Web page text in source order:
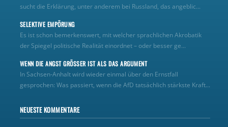
sucht die Erklärung, unter anderem bei Russland, das angeblic...
SELEKTIVE EMPÖRUNG
Es ist schon bemerkenswert, mit welcher sprachlichen Akrobatik
der Spiegel politische Realität einordnet – oder besser ge...
WENN DIE ANGST GRÖSSER IST ALS DAS ARGUMENT
In Sachsen-Anhalt wird wieder einmal über den Ernstfall
gesprochen: Was passiert, wenn die AfD tatsächlich stärkste Kraft...
NEUESTE KOMMENTARE